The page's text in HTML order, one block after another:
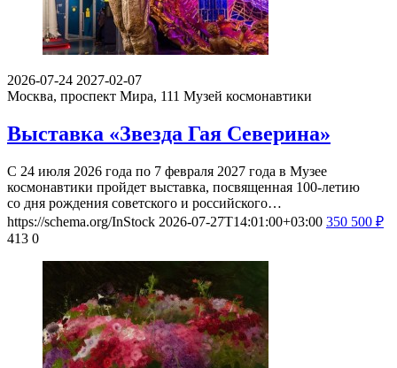
2026-07-24 2027-02-07
Москва, проспект Мира, 111 Музей космонавтики
Выставка «Звезда Гая Северина»
С 24 июля 2026 года по 7 февраля 2027 года в Музее
космонавтики пройдет выставка, посвященная 100-летию
со дня рождения советского и российского…
https://schema.org/InStock 2026-07-27T14:01:00+03:00 350 500 ₽
413 0